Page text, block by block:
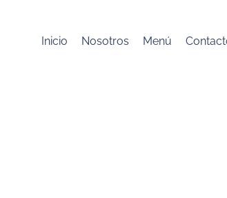
Inicio Nosotros Menú